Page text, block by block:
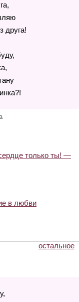
друга!
только ты! —
в любви
остальное